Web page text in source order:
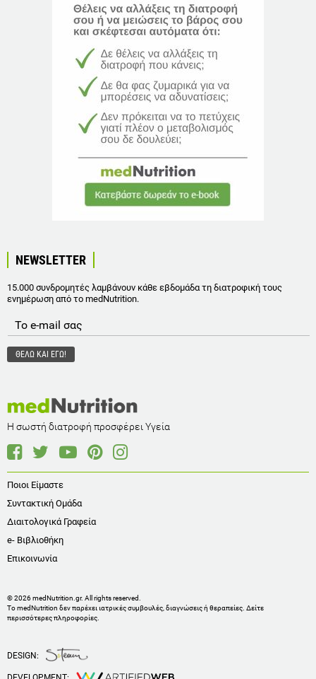
NEWSLETTER
15.000 συνδρομητές λαμβάνουν κάθε εβδομάδα τη διατροφική τους
ενημέρωση από το medNutrition.
Η σωστή διατροφή προσφέρει Υγεία
Ποιοι Είμαστε
Συντακτική Ομάδα
Διαιτολογικά Γραφεία
e- Βιβλιοθήκη
Επικοινωνία
© 2026 medNutrition.gr. All rights reserved.
Το medNutrition δεν παρέχει ιατρικές συμβουλές, διαγνώσεις ή θεραπείες. Δείτε
περισσότερες πληροφορίες
DESIGN: